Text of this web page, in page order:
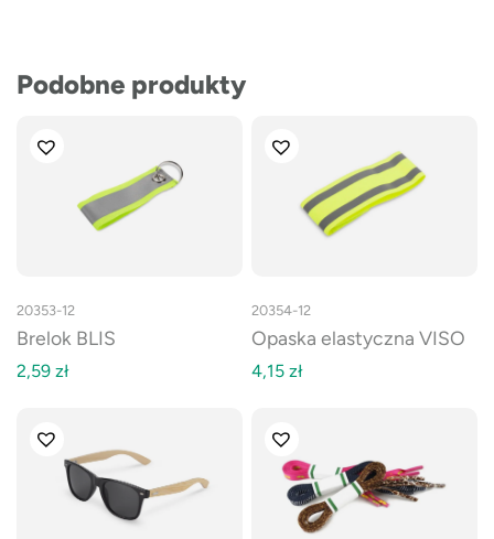
Podobne produkty
20353-12
Brelok BLIS
2,59 zł
20354-12
Opaska elastyczna VISO
4,15 zł